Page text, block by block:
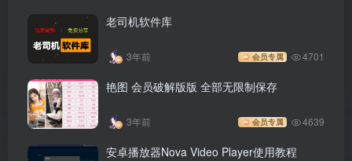
老司机软件库
3年前 会员专属 4701
艳图 会员破解版版 全部无限制保存
3年前 会员专属 4639
安卓播放器Nova Video Player使用教程